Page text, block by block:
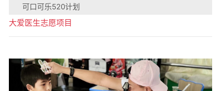
可口可乐520计划
大爱医生志愿项目